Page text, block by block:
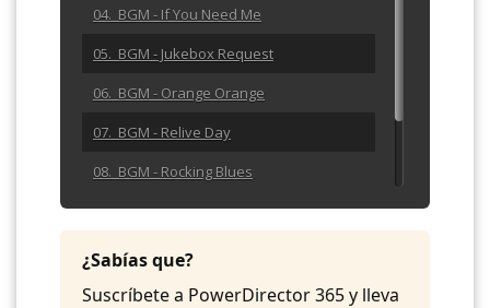
04. BGM - If You Need Me
05. BGM - Jukebox Request
06. BGM - Orange Orange
07. BGM - Relive Day
08. BGM - Rocking Blues
09. BGM - She Calls Me
10. BGM - Wild Call
¿Sabías que?
Suscríbete a PowerDirector 365 y lleva